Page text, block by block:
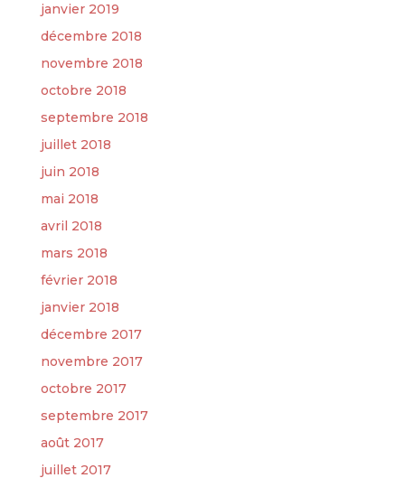
janvier 2019
décembre 2018
novembre 2018
octobre 2018
septembre 2018
juillet 2018
juin 2018
mai 2018
avril 2018
mars 2018
février 2018
janvier 2018
décembre 2017
novembre 2017
octobre 2017
septembre 2017
août 2017
juillet 2017